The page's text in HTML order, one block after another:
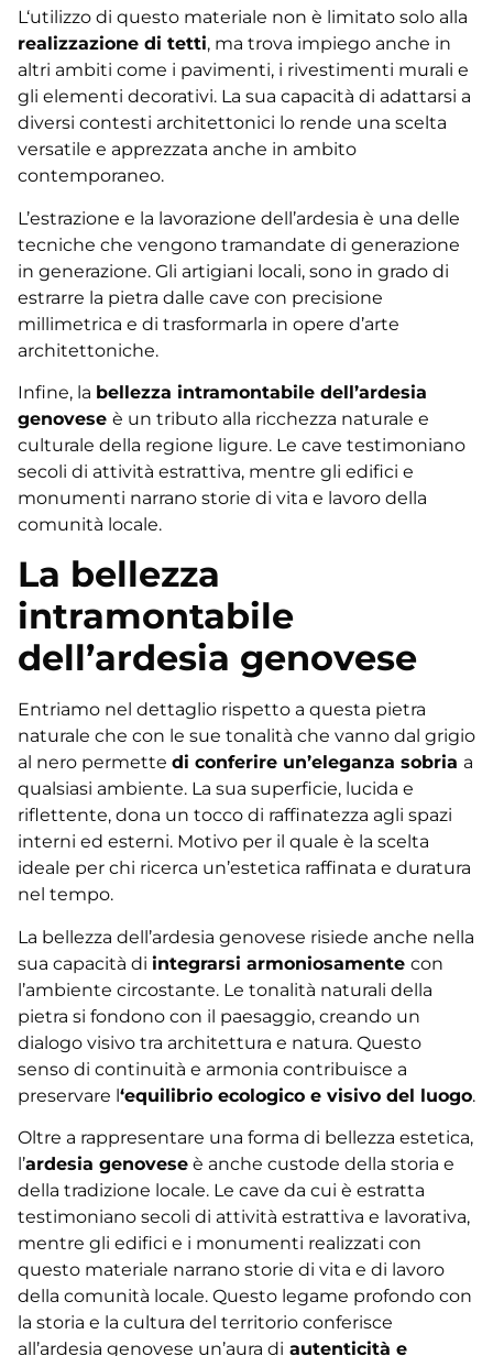
L‘utilizzo di questo materiale non è limitato solo alla
realizzazione di tetti, ma trova impiego anche in
altri ambiti come i pavimenti, i rivestimenti murali e
gli elementi decorativi. La sua capacità di adattarsi a
diversi contesti architettonici lo rende una scelta
versatile e apprezzata anche in ambito
contemporaneo.
L’estrazione e la lavorazione dell’ardesia è una delle
tecniche che vengono tramandate di generazione
in generazione. Gli artigiani locali, sono in grado di
estrarre la pietra dalle cave con precisione
millimetrica e di trasformarla in opere d’arte
architettoniche.
Infine, la bellezza intramontabile dell’ardesia
genovese è un tributo alla ricchezza naturale e
culturale della regione ligure. Le cave testimoniano
secoli di attività estrattiva, mentre gli edifici e
monumenti narrano storie di vita e lavoro della
comunità locale.
La bellezza
intramontabile
dell’ardesia genovese
Entriamo nel dettaglio rispetto a questa pietra
naturale che con le sue tonalità che vanno dal grigio
al nero permette di conferire un’eleganza sobria a
qualsiasi ambiente. La sua superficie, lucida e
riflettente, dona un tocco di raffinatezza agli spazi
interni ed esterni. Motivo per il quale è la scelta
ideale per chi ricerca un’estetica raffinata e duratura
nel tempo.
La bellezza dell’ardesia genovese risiede anche nella
sua capacità di integrarsi armoniosamente con
l’ambiente circostante. Le tonalità naturali della
pietra si fondono con il paesaggio, creando un
dialogo visivo tra architettura e natura. Questo
senso di continuità e armonia contribuisce a
preservare l‘equilibrio ecologico e visivo del luogo.
Oltre a rappresentare una forma di bellezza estetica,
l’ardesia genovese è anche custode della storia e
della tradizione locale. Le cave da cui è estratta
testimoniano secoli di attività estrattiva e lavorativa,
mentre gli edifici e i monumenti realizzati con
questo materiale narrano storie di vita e di lavoro
della comunità locale. Questo legame profondo con
la storia e la cultura del territorio conferisce
all’ardesia genovese un’aura di autenticità e